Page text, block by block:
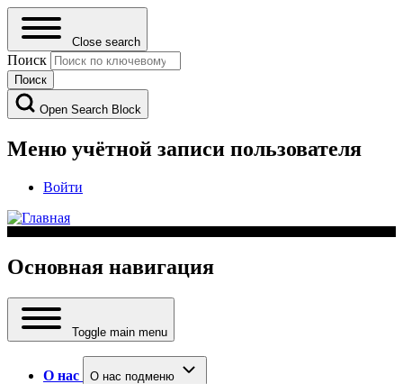
Close search
Поиск
Open Search Block
Меню учётной записи пользователя
Войти
Основная навигация
Toggle main menu
О нас О нас подменю